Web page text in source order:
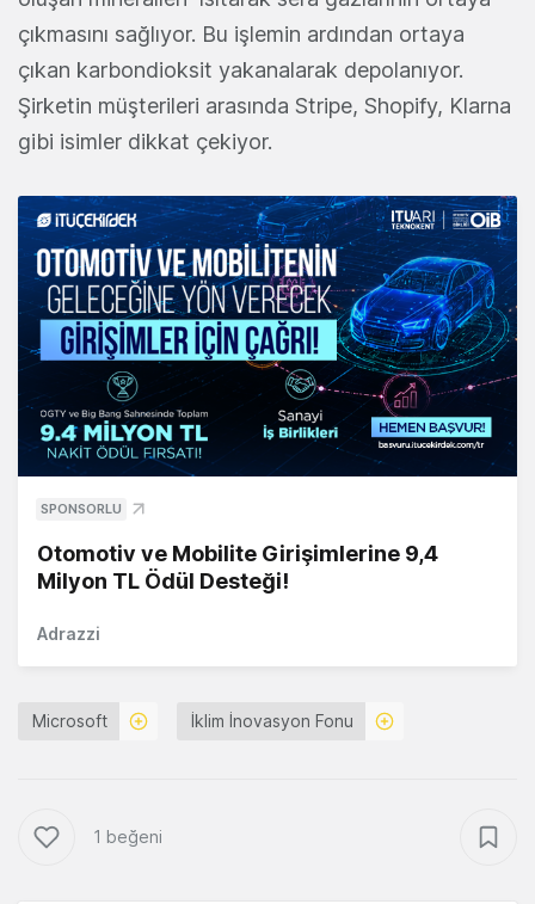
çıkmasını sağlıyor. Bu işlemin ardından ortaya
çıkan karbondioksit yakanalarak depolanıyor.
Şirketin müşterileri arasında Stripe, Shopify, Klarna
gibi isimler dikkat çekiyor.
SPONSORLU
Otomotiv ve Mobilite Girişimlerine 9,4
Milyon TL Ödül Desteği!
Adrazzi
Microsoft İklim İnovasyon Fonu
1 beğeni